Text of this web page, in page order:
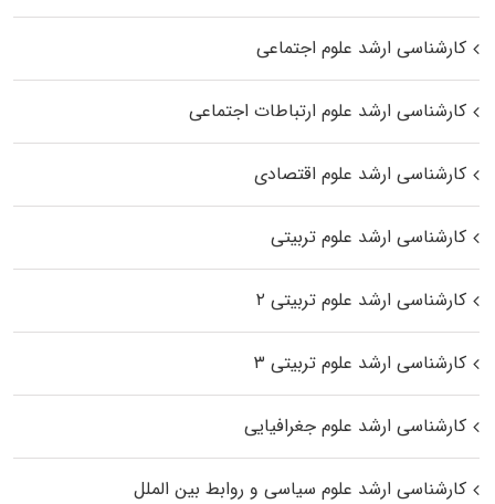
کارشناسی ارشد علوم اجتماعی
کارشناسی ارشد علوم ارتباطات اجتماعی
کارشناسی ارشد علوم اقتصادی
کارشناسی ارشد علوم تربیتی
کارشناسی ارشد علوم تربیتی ۲
کارشناسی ارشد علوم تربیتی ۳
کارشناسی ارشد علوم جغرافیایی
کارشناسی ارشد علوم سیاسی و روابط بین الملل